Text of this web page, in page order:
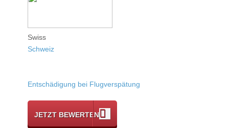
Swiss
Schweiz
Entschädigung bei Flugverspätung
JETZT BEWERTEN